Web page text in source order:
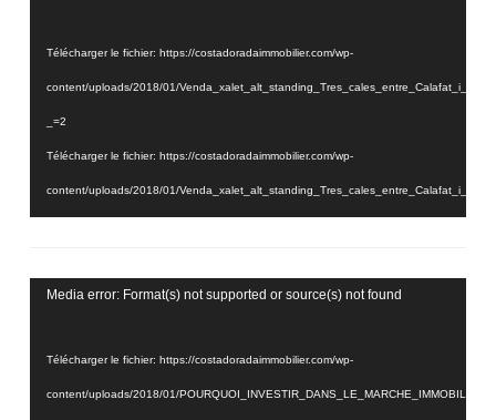
Télécharger le fichier: https://costadoradaimmobilier.com/wp-
content/uploads/2018/01/
_=2
Télécharger le fichier: https://costadoradaimmobilier.com/wp-
content/uploads/2018/01/
Lecteur
Media error: Format(s) not supported or source(s) not found
Télécharger le fichier: https://costadoradaimmobilier.com/wp-
content/uploads/2018/01/